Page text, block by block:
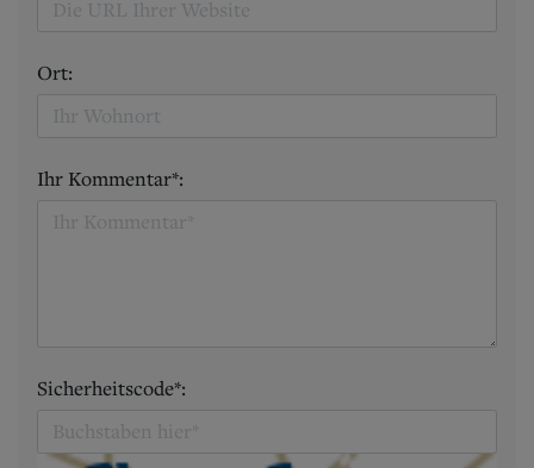
Ort:
Ihr Kommentar*:
Sicherheitscode*: